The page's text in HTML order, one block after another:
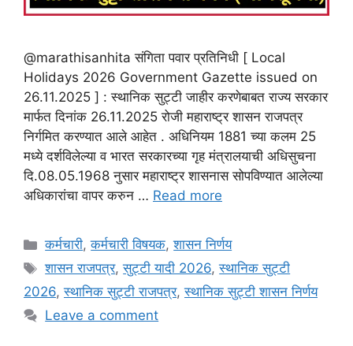
@marathisanhita संगिता पवार प्रतिनिधी [ Local
Holidays 2026 Government Gazette issued on
26.11.2025 ] : स्थानिक सुट्टी जाहीर करणेबाबत राज्य सरकार
मार्फत दिनांक 26.11.2025 रोजी महाराष्ट्र शासन राजपत्र
निर्गमित करण्यात आले आहेत . अधिनियम 1881 च्या कलम 25
मध्ये दर्शविलेल्या व भारत सरकारच्या गृह मंत्रालयाची अधिसुचना
दि.08.05.1968 नुसार महाराष्ट्र शासनास सोपविण्यात आलेल्या
अधिकारांचा वापर करुन … Read more
Categories
कर्मचारी,कर्मचारी विषयक,शासन निर्णय
Tags
शासन राजपत्र,सुट्टी यादी 2026,स्थानिक सुट्टी
2026,स्थानिक सुट्टी राजपत्र,स्थानिक सुट्टी शासन निर्णय
Leave a comment